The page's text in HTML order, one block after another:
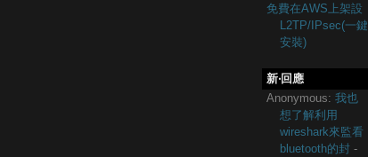
免費在AWS上架設
L2TP/IPsec(一鍵
安裝)
新‧回應
Anonymous: 我也
想了解利用
wireshark來監看
bluetooth的封-